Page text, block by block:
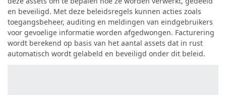
en beveiligd. Met deze beleidsregels kunnen acties zoals
toegangsbeheer, auditing en meldingen van eindgebruikers
voor gevoelige informatie worden afgedwongen. Facturering
wordt berekend op basis van het aantal assets dat in rust
automatisch wordt gelabeld en beveiligd onder dit beleid.